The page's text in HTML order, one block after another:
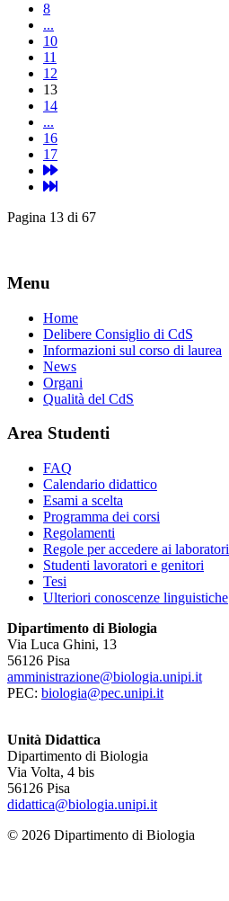
8
...
10
11
12
13
14
...
16
17
Pagina 13 di 67
Menu
Home
Delibere Consiglio di CdS
Informazioni sul corso di laurea
News
Organi
Qualità del CdS
Area Studenti
FAQ
Calendario didattico
Esami a scelta
Programma dei corsi
Regolamenti
Regole per accedere ai laboratori
Studenti lavoratori e genitori
Tesi
Ulteriori conoscenze linguistiche
Dipartimento di Biologia
Via Luca Ghini, 13
56126 Pisa
amministrazione@biologia.unipi.it
PEC: biologia@pec.unipi.it
Unità Didattica
Dipartimento di Biologia
Via Volta, 4 bis
56126 Pisa
didattica@biologia.unipi.it
© 2026 Dipartimento di Biologia